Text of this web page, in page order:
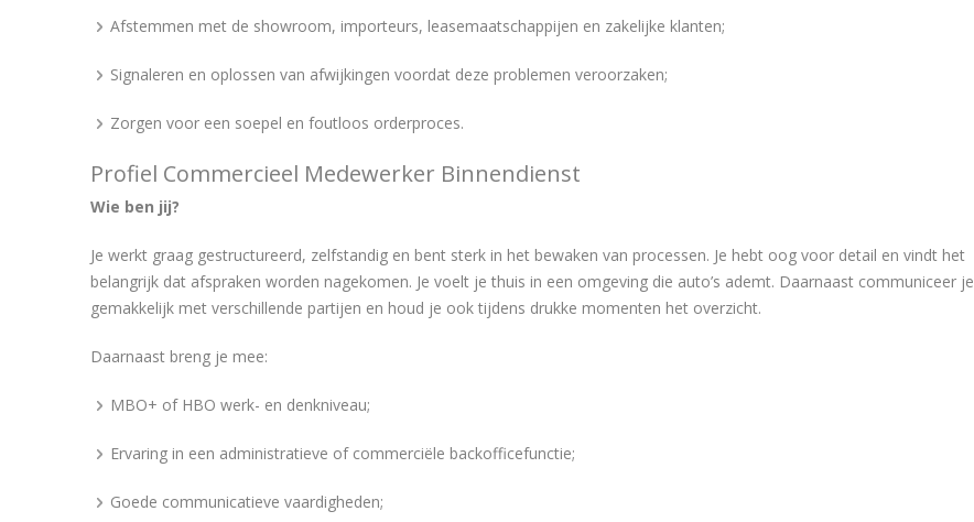
Afstemmen met de showroom, importeurs, leasemaatschappijen en zakelijke klanten;
Signaleren en oplossen van afwijkingen voordat deze problemen veroorzaken;
Zorgen voor een soepel en foutloos orderproces.
Profiel Commercieel Medewerker Binnendienst
Wie ben jij?
Je werkt graag gestructureerd, zelfstandig en bent sterk in het bewaken van processen. Je hebt oog voor detail en vindt het
belangrijk dat afspraken worden nagekomen. Je voelt je thuis in een omgeving die auto’s ademt. Daarnaast communiceer je
gemakkelijk met verschillende partijen en houd je ook tijdens drukke momenten het overzicht.
Daarnaast breng je mee:
MBO+ of HBO werk- en denkniveau;
Ervaring in een administratieve of commerciële backofficefunctie;
Goede communicatieve vaardigheden;